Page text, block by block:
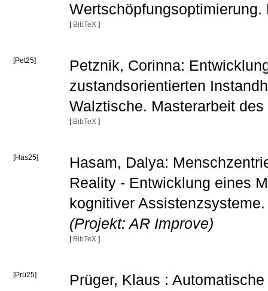
[ BibTeX ]
[Pet25]
Petznik, Corinna:
zustandsorientierten
Walztische. Masterarbeit
[ BibTeX ]
[Has25]
Hasam, Dalya:
Reality - Entwicklung eines
kognitiver
(Projekt: AR Improve)
[ BibTeX ]
[Prü25]
Prüger, Klaus :